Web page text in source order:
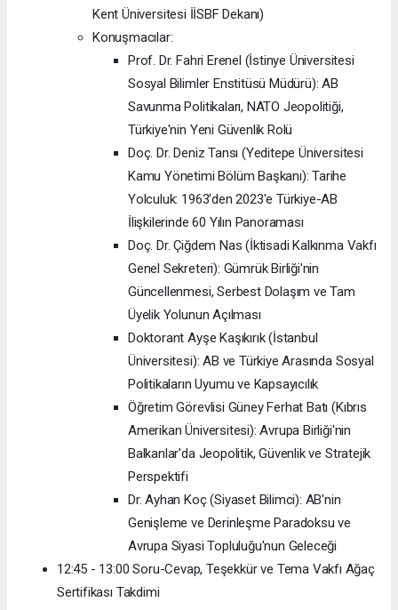
Kent Üniversitesi İİSBF Dekanı)
Konuşmacılar:
Prof. Dr. Fahri Erenel (İstinye Üniversitesi
Sosyal Bilimler Enstitüsü Müdürü): AB
Savunma Politikaları, NATO Jeopolitiği,
Türkiye'nin Yeni Güvenlik Rolü
Doç. Dr. Deniz Tansı (Yeditepe Üniversitesi
Kamu Yönetimi Bölüm Başkanı): Tarihe
Yolculuk: 1963'den 2023'e Türkiye-AB
İlişkilerinde 60 Yılın Panoraması
Doç. Dr. Çiğdem Nas (İktisadi Kalkınma Vakfı
Genel Sekreteri): Gümrük Birliği'nin
Güncellenmesi, Serbest Dolaşım ve Tam
Üyelik Yolunun Açılması
Doktorant Ayşe Kaşıkırık (İstanbul
Üniversitesi): AB ve Türkiye Arasında Sosyal
Politikaların Uyumu ve Kapsayıcılık
Öğretim Görevlisi Güney Ferhat Batı (Kıbrıs
Amerikan Üniversitesi): Avrupa Birliği'nin
Balkanlar'da Jeopolitik, Güvenlik ve Stratejik
Perspektifi
Dr. Ayhan Koç (Siyaset Bilimci): AB'nin
Genişleme ve Derinleşme Paradoksu ve
Avrupa Siyasi Topluluğu'nun Geleceği
12:45 - 13:00 Soru-Cevap, Teşekkür ve Tema Vakfı Ağaç
Sertifikası Takdimi